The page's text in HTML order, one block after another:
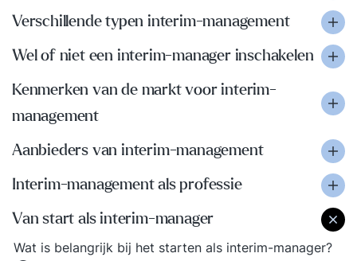
Verschillende typen interim-management
Wel of niet een interim-manager inschakelen
Kenmerken van de markt voor interim-
management
Aanbieders van interim-management
Interim-management als professie
Van start als interim-manager
Wat is belangrijk bij het starten als interim-manager?